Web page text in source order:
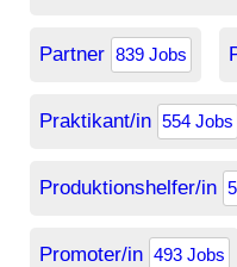
Partner 839 Jobs
Praktikant/in 554 Jobs
Produktionshelfer/in
Promoter/in 493 Jobs